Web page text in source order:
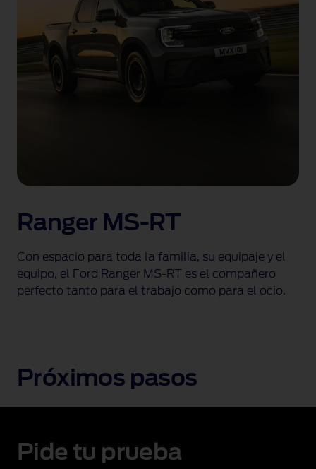
Ranger MS-RT
Con espacio para toda la familia, su equipaje y el
equipo, el Ford Ranger MS-RT es el compañero
perfecto tanto para el trabajo como para el ocio.
Próximos pasos
Pide tu prueba